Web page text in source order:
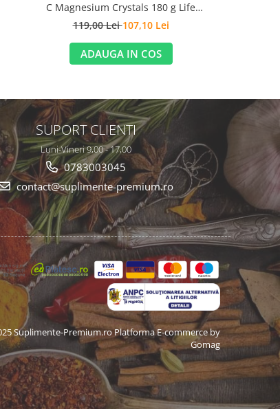
C Magnesium Crystals 180 g Life
Extension
119,00 Lei107,10 Lei
ADAUGA IN COS
SUPORT CLIENTI
Luni-Vineri 9,00 - 17,00
0783003045
contact@suplimente-premium.ro
Suplimente-Premium.roPlatforma E-commerce by
Gomag